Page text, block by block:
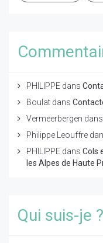
PHILIPPE dans
Boulat dans
Vermeerbergen dans
Philippe Leouffre
PHILIPPE dans Cols
les Alpes de Haute
Qui suis-je ?